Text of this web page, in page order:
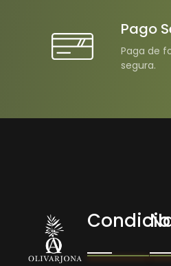
Pago
Paga de
segura.